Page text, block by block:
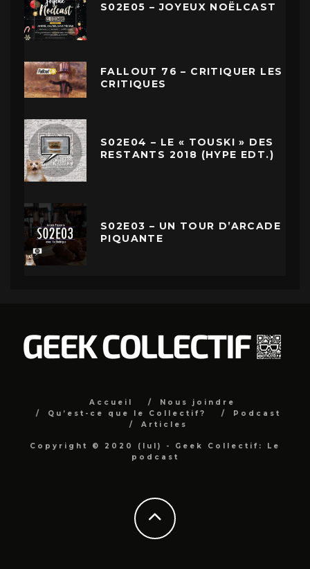
S02E05 – JOYEUX NOËLCAST
FALLOUT 76 – CRITIQUER LES
CRITIQUES
S02E04 – LE « TOUSKI » DES
RESTANTS 2018 (HYPE EDT.)
S02E03 – UN TOUR D’ARCADE
PIQUANTE
Accueil
Nous joindre
Qu’est-ce que le Collectif?
Podcast
Articles
Copyright © 2020 (lul) - Geek Collectif: Le
podcast